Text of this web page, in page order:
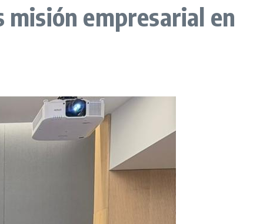
misión empresarial en